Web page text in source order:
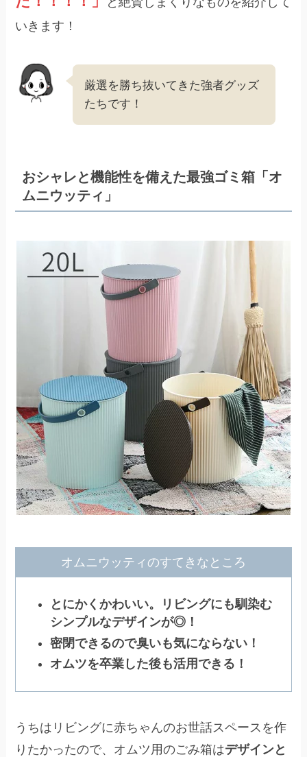
いきます！
厳選を勝ち抜いてきた強者グッズ
たちです！
おシャレと機能性を備えた最強ゴミ箱「オ
ムニウッティ」
オムニウッティのすてきなところ
とにかくかわいい。リビングにも馴染む
シンプルなデザインが◎！
密閉できるので臭いも気にならない！
オムツを卒業した後も活用できる！
うちはリビングに赤ちゃんのお世話スペースを作
りたかったので、オムツ用のごみ箱はデザインと